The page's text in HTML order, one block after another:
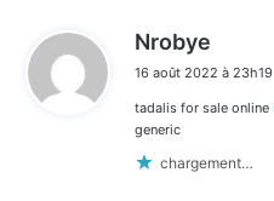
Nrobye
t
16 août 2022 à 23h19
tadalis for sale online
generic
chargement…